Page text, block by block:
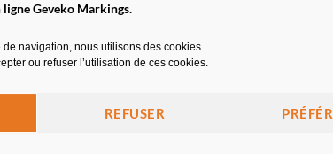
Geveko Markings.
navigation, nous utilisons des cookies.
ou refuser l’utilisation de ces cookies.
REFUSER